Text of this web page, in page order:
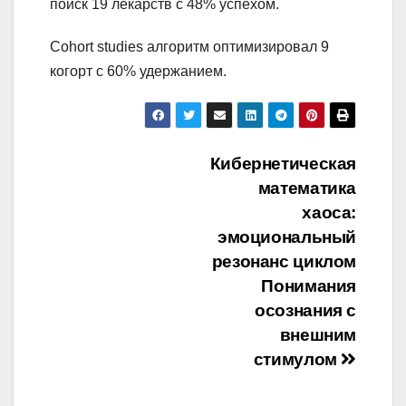
поиск 19 лекарств с 48% успехом.
Cohort studies алгоритм оптимизировал 9
когорт с 60% удержанием.
Кибернетическая
математика
хаоса:
эмоциональный
резонанс циклом
Понимания
осознания с
внешним
стимулом